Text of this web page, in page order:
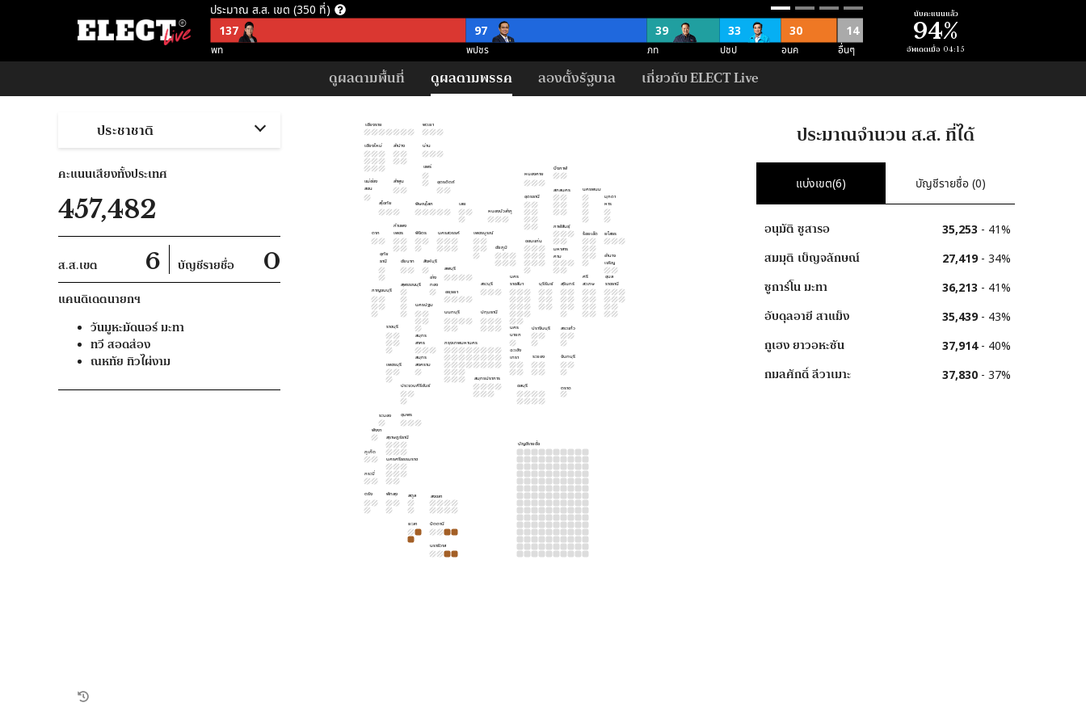
ประมาณ ส.ส. เขต (350 ที่)
137
97 39 33 30 14
พท พปชร ภท ปชป อนค อื่นๆ
21
ประมาณ ส.ส. พึงมี (500 ที่)
118
อนค
ประมาณ ส.ส. พึงมี ตามจุดยืนพรรค (500 ที่)
124
ไม่สนับสนุน คสช ไม่ชัดเจน
นับคะแนนแล้ว
94%
อัพเดตเมื่อ 04:15
ดูผลตามพื้นที่ ดูผลตามพรรค ลองตั้งรัฐบาล เกี่ยวกับ ELECT Live
ประชาชาติ
คะแนนเสียงทั้งประเทศ
457,482
ส.ส.เขต 6 บัญชีรายชื่อ 0
แคนดิเดตนายกฯ
วันมูหะมัดนอร์ มะทา
ทวี สอดส่อง
ณหทัย ทิวไผ่งาม
กรุงเทพมหานคร
ฉะเชิง
เทรา
ชลบุรี
ระยอง จันทบุรี
สระแก้ว
ปราจีนบุรี
ตราด
สมุทร
สาคร
สมุทร
สงคราม
ราชบุรี
กาญจนบุรี
เพชรบุรี
ประจวบคีรีขันธ์
ชุมพร
สุราษฎร์ธานี
นครศรีธรรมราช
พัทลุง สงขลา
ปัตตานี
ยะลา
สตูล
ตรัง
กระบี่
พังงา
ภูเก็ต
ระนอง
นราธิวาส
นครปฐม
สุพรรณบุรี
อยุธยา
อ่าง
ทอง
สิงห์บุรี
นครสวรรค์
พิจิตร เพชรบูรณ์
กำแพง
เพชร
ตาก
สุโขทัย
ลำปาง
พะเยา
ลำพูน
พิษณุโลก
อุตรดิตถ์
แพร่
น่าน
เลย
หนองบัวลำภู
อุดรธานี
สกลนคร นครพนม
กาฬสินธุ์
มุกดา
หาร
หนองคาย
บึงกาฬ
แม่ฮ่อง
สอน
เชียงใหม่
เชียงราย
ชัยนาท
อุทัย
ธานี
สระบุรี
นคร
นายก
นคร
ราชสีมา
บุรีรัมย์ สุรินทร์
ศรี
สะเกษ
อุบล
ราชธานี
อำนาจ
เจริญ
ยโสธร
ร้อยเอ็ด
มหาสาร
คาม
ขอนแก่น
ชัยภูมิ
ลพบุรี
นนทบุรี ปทุมธานี
สมุทรปราการ
บัญชีรายชื่อ
ประมาณจำนวน ส.ส. ที่ได้
แบ่งเขต(6) บัญชีรายชื่อ (0)
อนุมัติ ซูสารอ 35,253 - 41%
สมมุติ เบ็ญจลักษณ์ 27,419 - 34%
ซูการ์โน มะทา 36,213 - 41%
อับดุลอายี สาแม็ง 35,439 - 43%
กูเฮง ยาวอหะซัน 37,914 - 40%
กมลศักดิ์ ลีวาเมาะ 37,830 - 37%